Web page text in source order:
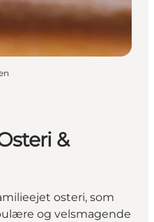
&
osteri, som
og velsmagende